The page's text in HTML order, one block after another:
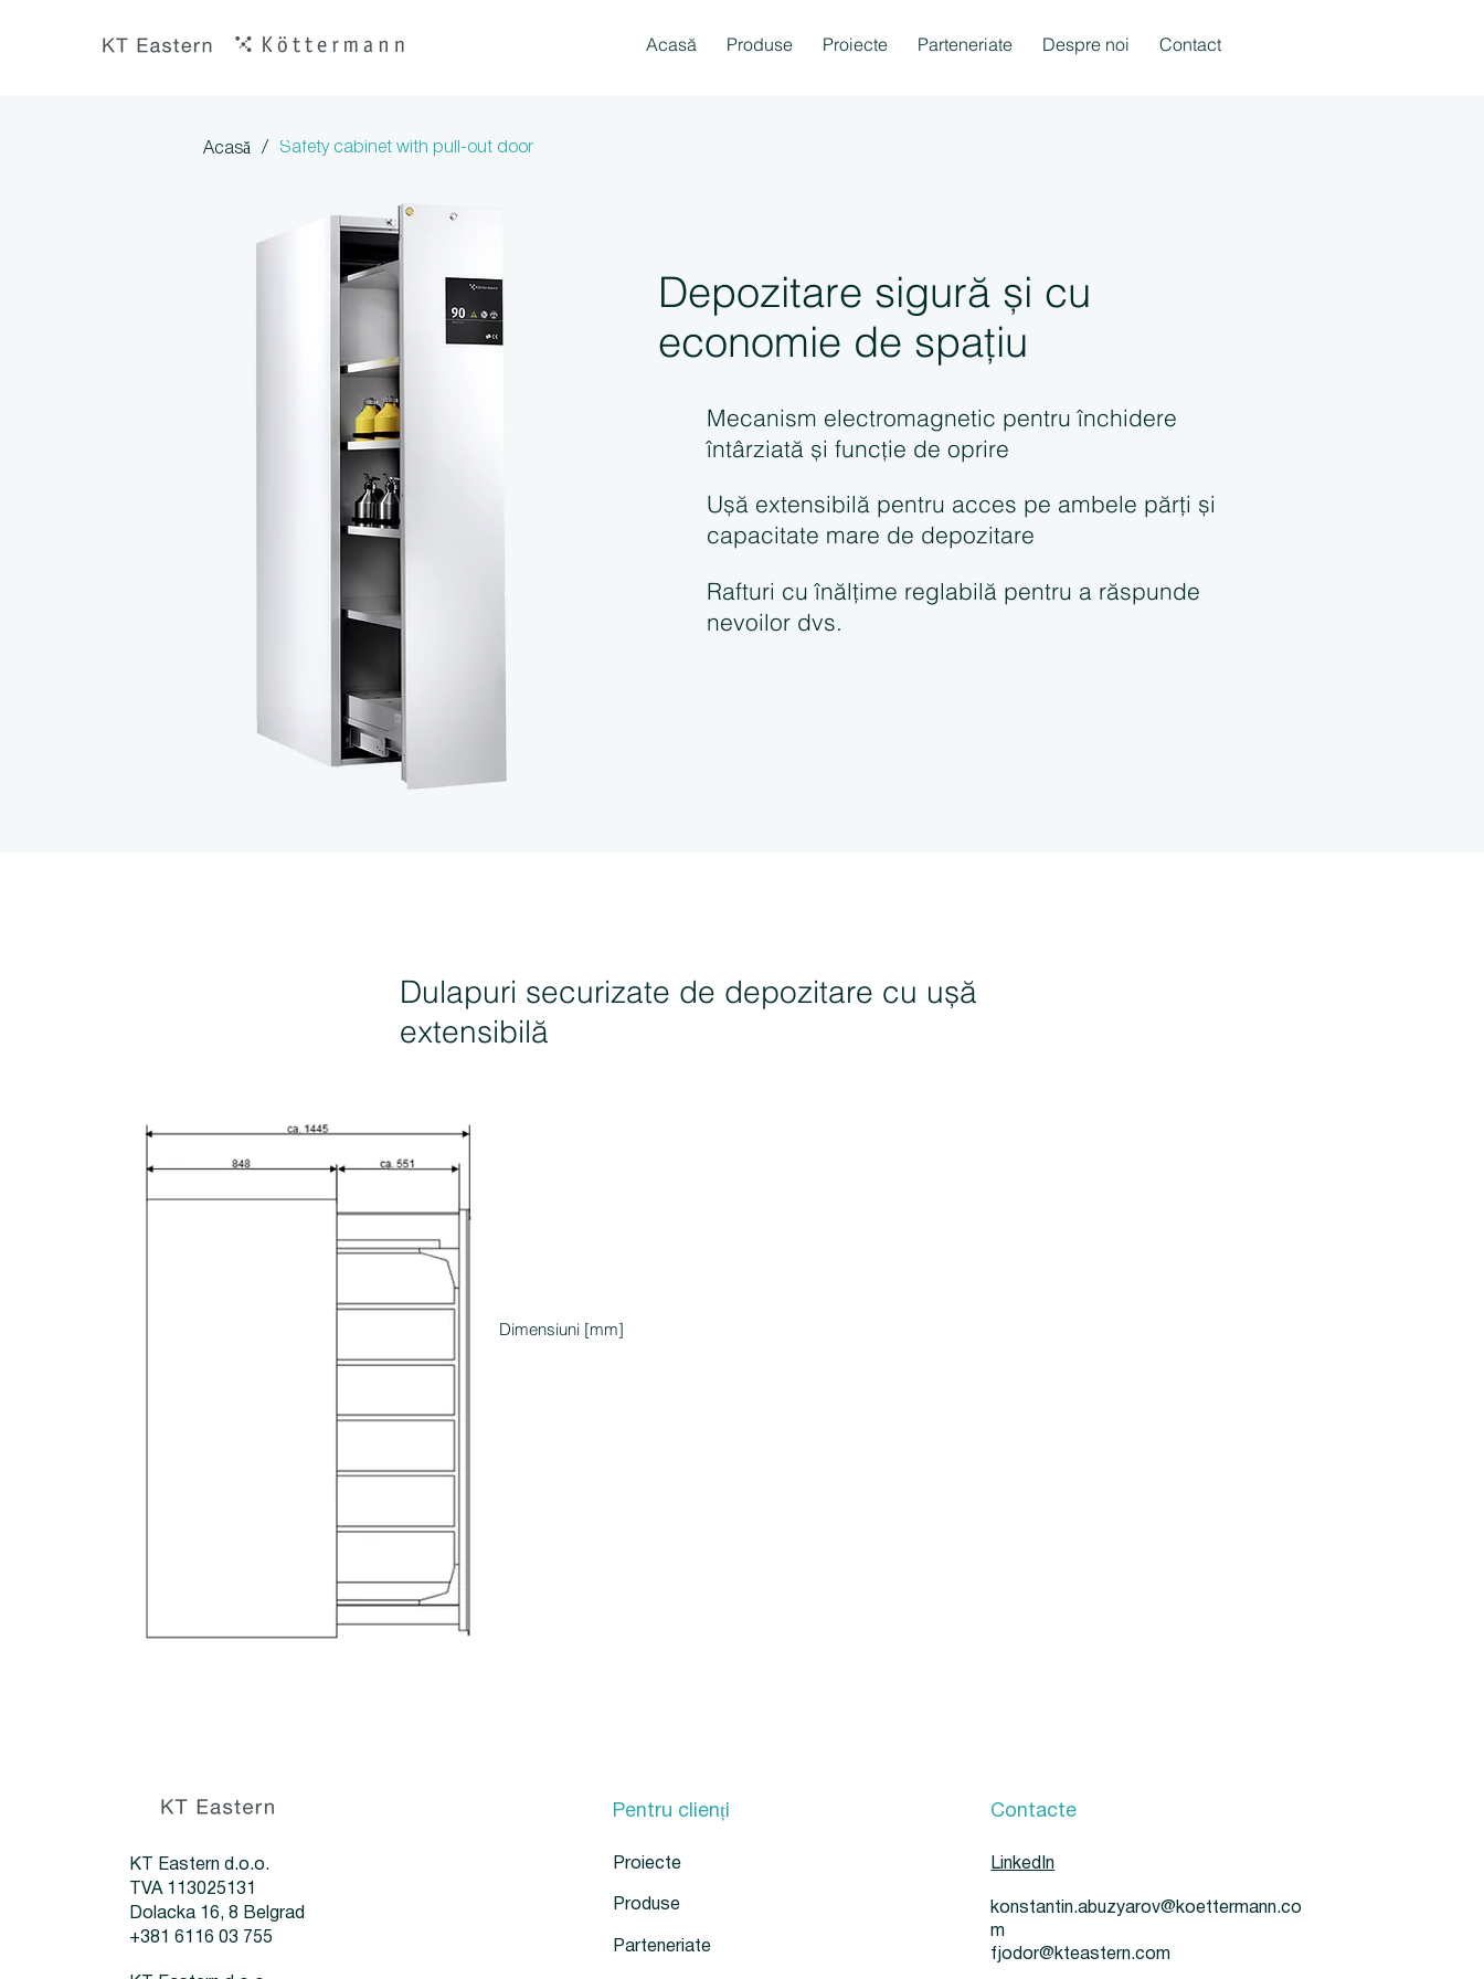
Acasă Produse Proiecte Parteneriate Despre noi Contact
Acasă / Safety cabinet with pull-out door
Depozitare sigură și cu
economie de spațiu
Mecanism electromagnetic pentru închidere
întârziată și funcție de oprire
Ușă extensibilă pentru acces pe ambele părți și
capacitate mare de depozitare
Rafturi cu înălțime reglabilă pentru a răspunde
nevoilor dvs.
Dulapuri securizate de depozitare cu ușă
extensibilă
Dimensiuni [mm]
KT Eastern d.o.o.
TVA 113025131
Dolacka 16, 8 Belgrad
+381 6116 03 755
Pentru clienți
Proiecte
Produse
Parteneriate
Contacte
LinkedIn
konstantin.abuzyarov@koettermann.co
m
fjodor@kteastern.com